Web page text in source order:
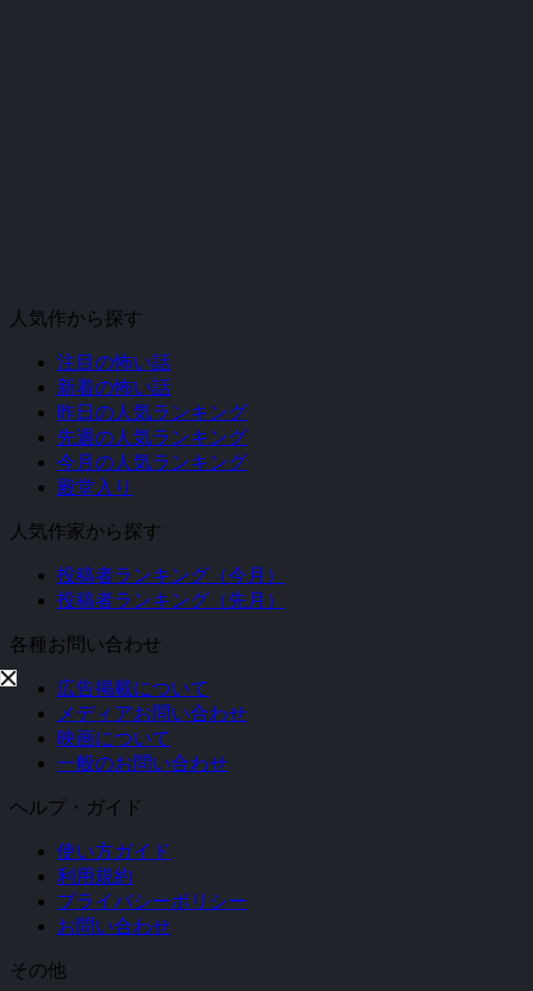
人気作から探す
注目の怖い話
新着の怖い話
昨日の人気ランキング
先週の人気ランキング
今月の人気ランキング
殿堂入り
人気作家から探す
投稿者ランキング（今月）
投稿者ランキング（先月）
各種お問い合わせ
広告掲載について
メディアお問い合わせ
映画について
一般のお問い合わせ
ヘルプ・ガイド
使い方ガイド
利用規約
プライバシーポリシー
お問い合わせ
その他